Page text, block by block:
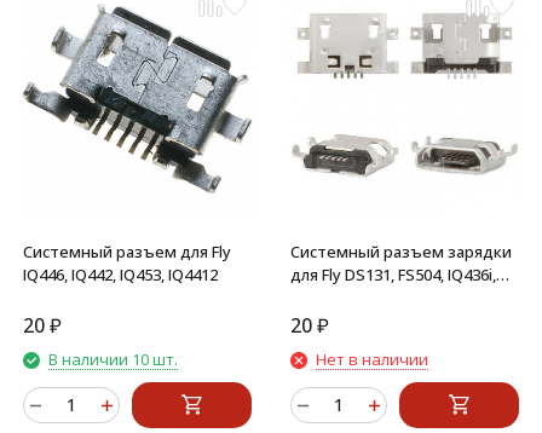
Системный разъем для Fly
IQ446, IQ442, IQ453, IQ4412
20₽
В наличии 10 шт.
Системный разъем зарядки
для Fly DS131, FS504, IQ436i,
20₽
Нет в наличии